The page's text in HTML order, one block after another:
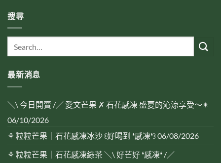
搜尋
最新消息
＼\ 今日開賣 /／ 愛文芒果 ✗ 石花感凍 盛夏的沁涼享受～✴︎
06/10/2026
⚘ 粒粒芒果｜石花感凍冰沙 ꒰好喝到 ❛感凍❛꒱ 06/08/2026
⚘ 粒粒芒果｜石花感凍綠茶 ＼\ 好芒好 ❛感凍❛ /／